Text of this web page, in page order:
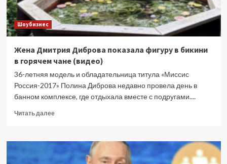
Шоубизнес
Жена Дмитрия Диброва показала фигуру в бикини
в горячем чане (видео)
36-летняя модель и обладательница титула «Миссис
Россия-2017» Полина Диброва недавно провела день в
банном комплексе, где отдыхала вместе с подругами....
Читать далееПрочитать
Жена
Диброва